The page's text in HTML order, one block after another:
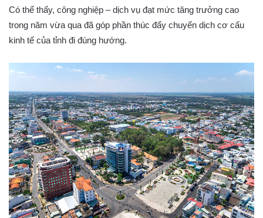
Có thể thấy, công nghiệp – dịch vụ đạt mức tăng trưởng cao
trong năm vừa qua đã góp phần thúc đẩy chuyển dịch cơ cấu
kinh tế của tỉnh đi đúng hướng.